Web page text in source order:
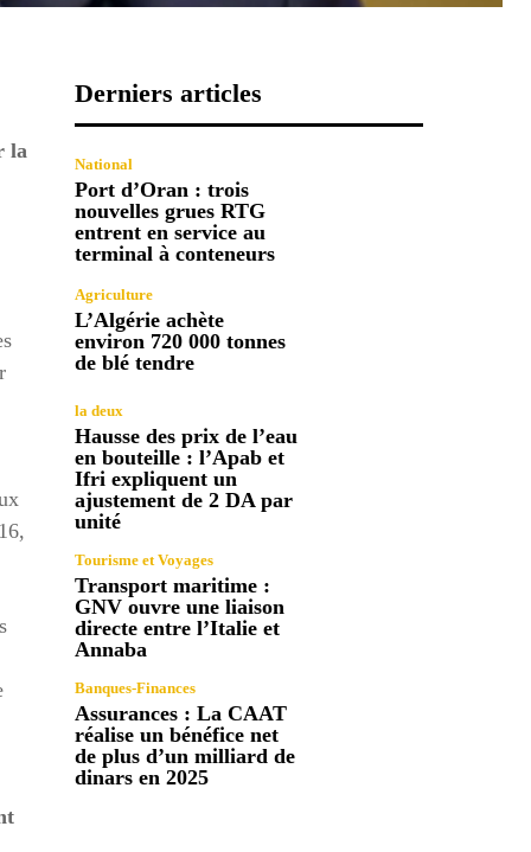
la
Derniers articles
National
Port d’Oran : trois
nouvelles grues RTG
entrent en service au
terminal à conteneurs
Agriculture
L’Algérie achète
environ 720 000 tonnes
de blé tendre
la deux
Hausse des prix de l’eau
en bouteille : l’Apab et
Ifri expliquent un
ajustement de 2 DA par
unité
Tourisme et Voyages
Transport maritime :
GNV ouvre une liaison
directe entre l’Italie et
Annaba
Banques-Finances
Assurances : La CAAT
réalise un bénéfice net
de plus d’un milliard de
dinars en 2025